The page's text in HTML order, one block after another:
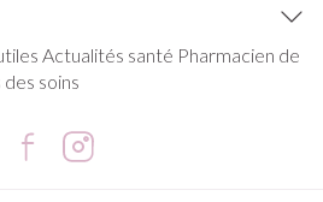
Actualités santé Pharmacien de
des soins